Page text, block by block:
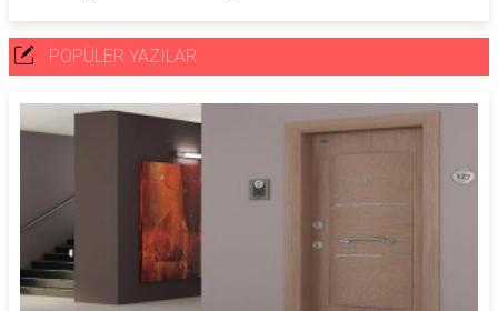
POPÜLER YAZILAR